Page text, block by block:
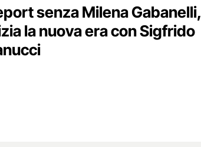
senza Milena Gabanelli,
la nuova era con Sigfrido